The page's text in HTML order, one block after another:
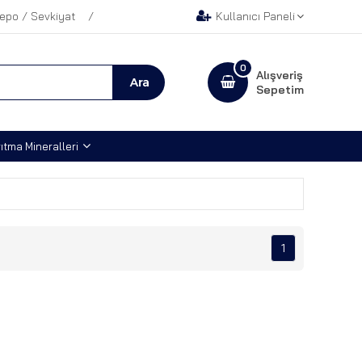
/ Sevkiyat Kullanıcı Paneli
Alışveriş
Sepetim
0
Mineralleri
1